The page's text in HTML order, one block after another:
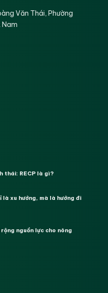
Văn Thái, Phường
Nam
thái: RECP là gì?
là xu hướng, mà là hướng đi
nguồn lực cho nông